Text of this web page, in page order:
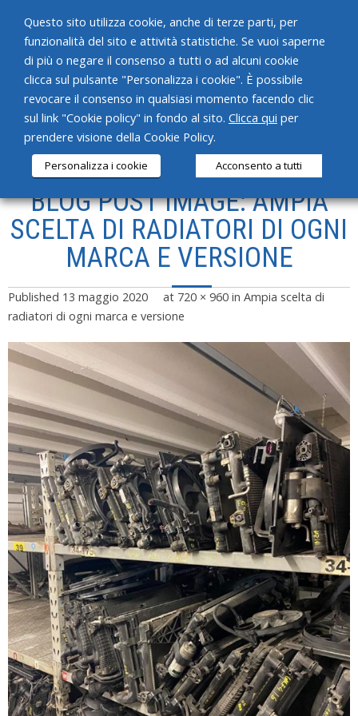
HOME
CHI SIAMO
SERVIZI
PRODOTTI
CONTATTI
BLOG POST IMAGE: AMPIA
SCELTA DI RADIATORI DI OGNI
MARCA E VERSIONE
Published 13 maggio 2020 at 720 × 960 in Ampia scelta di
radiatori di ogni marca e versione
Questo sito utilizza cookie, anche di terze parti, per
funzionalità del sito e attività statistiche. Se vuoi saperne
di più o negare il consenso a tutti o ad alcuni cookie
clicca sul pulsante "Personalizza i cookie". È possibile
revocare il consenso in qualsiasi momento facendo clic
sul link "Cookie policy" in fondo al sito. Clicca qui per
prendere visione della Cookie Policy.
Personalizza i cookie Acconsento a tutti